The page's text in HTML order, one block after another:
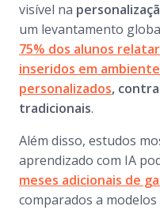
visível na
um levantamento
75% dos alunos
inseridos em
personalizados,
tradicionais.
Além disso, estudos
aprendizado com IA
meses adicionais de
comparados a